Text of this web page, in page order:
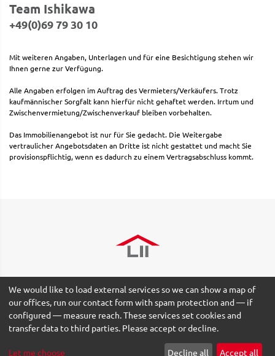
Team Ishikawa
+49(0)69 79 30 10
Mit weiteren Angaben, Unterlagen und für eine Besichtigung stehen wir
Ihnen gerne zur Verfügung.
Alle Angaben erfolgen im Auftrag des Vermieters/Verkäufers. Trotz
kaufmännischer Sorgfalt kann hierfür nicht gehaftet werden. Irrtum und
Zwischenvermietung/Zwischenverkauf bleiben vorbehalten.
Das Immobilienangebot ist nur für Sie gedacht. Die Weitergabe
vertraulicher Angebotsdaten an Dritte ist nicht gestattet und macht Sie
provisionspflichtig, wenn es dadurch zu einem Vertragsabschluss kommt.
© 2026 Lydia Ishikawa Immobilien GmbH -Imprint-Data
Protection-Terms-Cookie settings
We would like to load external services so we can show a map of
our offices, run our contact form with spam protection and — if
configured — measure reach. These services set cookies and
transfer data to third parties. Please accept or decline.
Let me choose Decline all Accept all